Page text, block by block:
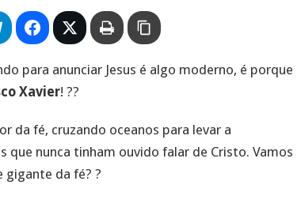
para anunciar Jesus é algo moderno, é porque
Xavier! ??
da fé, cruzando oceanos para levar a
que nunca tinham ouvido falar de Cristo. Vamos
gigante da fé? ?